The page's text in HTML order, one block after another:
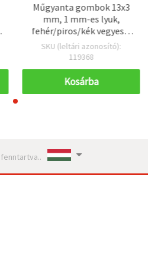
Műgyanta gombok 13x3
mm, 1 mm-es lyuk,
fehér/piros/kék vegyes –
10 db-os csomag
SKU (leltári azonosító):
119368
Kosárba
fenntartva..